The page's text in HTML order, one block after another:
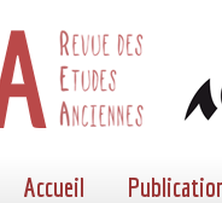
Accueil